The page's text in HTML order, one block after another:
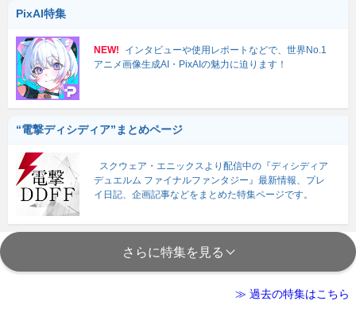
PixAI特集
NEW!
インタビューや使用レポートなどで、世界No.1
アニメ画像生成AI・PixAIの魅力に迫ります！
“電撃ディシディア”まとめページ
スクウェア・エニックスより配信中の『ディシディア
デュエルム ファイナルファンタジー』最新情報、プレ
イ日記、企画記事などをまとめた特集ページです。
さらに特集を見る
≫ 過去の特集はこちら